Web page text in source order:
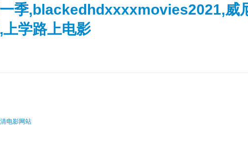
季,blackedhdxxxxmovies2021,威
学路上电影
电影网站